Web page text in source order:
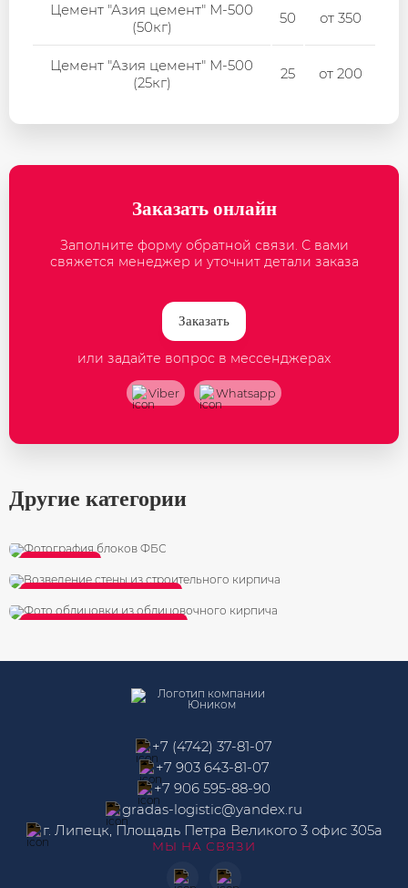
Цемент "Азия цемент" М-500
(50кг)
50 от 350
Цемент "Азия цемент" М-500
(25кг)
25 от 200
Заказать онлайн
Заполните форму обратной связи. С вами
свяжется менеджер и уточнит детали заказа
Заказать
или задайте вопрос в мессенджерах
Viber Whatsapp
Другие категории
+7 (4742) 37-81-07
+7 903 643-81-07
+7 906 595-88-90
gradas-logistic@yandex.ru
г. Липецк, Площадь Петра Великого 3 офис 305а
МЫ НА СВЯЗИ